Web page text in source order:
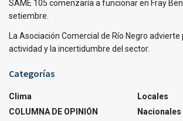
SAME 105 comenzaría a funcionar en Fray
setiembre.
La Asociación Comercial de Río Negro advierte
actividad y la incertidumbre del sector.
Categorías
Clima
COLUMNA DE OPINIÓN
Locales
Nacionales